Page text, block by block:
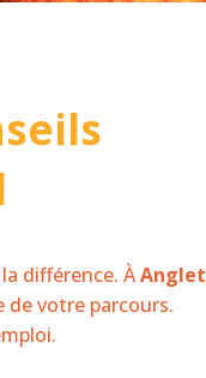
différence. ÀAnglet
de votre parcours.